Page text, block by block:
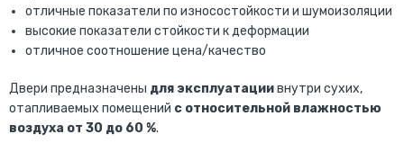
отличные показатели по износостойкости и шумоизоляции
высокие показатели стойкости к деформации
отличное соотношение цена/качество
Двери предназначены для эксплуатациивнутри сухих,
отапливаемых помещений с относительной влажностью
воздуха от 30 до 60 %.